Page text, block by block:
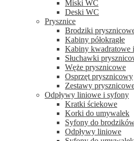
Miski WC
Deski WC
Prysznice
Brodziki
Kabiny półokrągłe
Kabiny kwadratowe
Słuchawki
Węże prysznicowe
Osprzęt prysznicowy
Zestawy
Odpływy liniowe i syfony
Kratki ściekowe
Korki do umywalek
Syfony do
Odpływy liniowe